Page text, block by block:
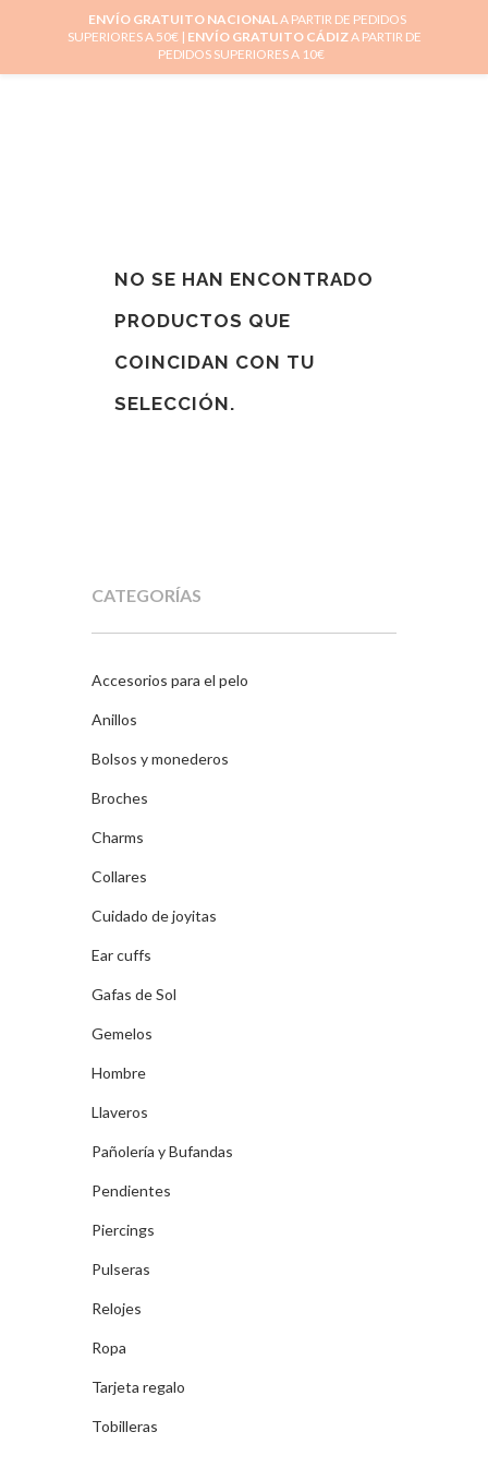
NO SE HAN ENCONTRADO
PRODUCTOS QUE
COINCIDAN CON TU
SELECCIÓN.
CATEGORÍAS
Accesorios para el pelo
Anillos
Bolsos y monederos
Broches
Charms
Collares
Cuidado de joyitas
Ear cuffs
Gafas de Sol
Gemelos
Hombre
Llaveros
Pañolería y Bufandas
Pendientes
Piercings
Pulseras
Relojes
Ropa
Tarjeta regalo
Tobilleras
ENVÍO GRATUITO NACIONALA PARTIR DE PEDIDOS
SUPERIORES A 50€ | ENVÍO GRATUITO CÁDIZA PARTIR DE
PEDIDOS SUPERIORES A 10€